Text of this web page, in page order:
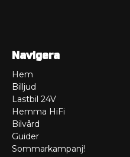
Navigera
Hem
Billjud
Lastbil 24V
Hemma HiFi
Bilvård
Guider
Sommarkampanj!